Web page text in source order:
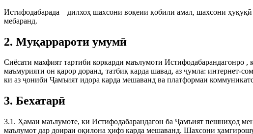
Истифодабарада – дилхоҳ шахсони воқеии қобили амал, шахсони
мебаранд.
2. Муқаррароти умумӣ
Сиёсати махфият тартиби коркарди маълумоти Истифодабарандагонро
маъмурияти он қарор доранд, татбиқ карда шавад, аз ҷумла: интернет-
ки аз ҷониби Ҷамъият идора карда мешаванд ва платформаи
3. Бехатарӣ
3.1. Ҳамаи маълумоте, ки Истифодабарандагон ба Ҷамъият пешниҳод
маълумот дар доираи оқилона ҳифз карда мешаванд. Шахсони